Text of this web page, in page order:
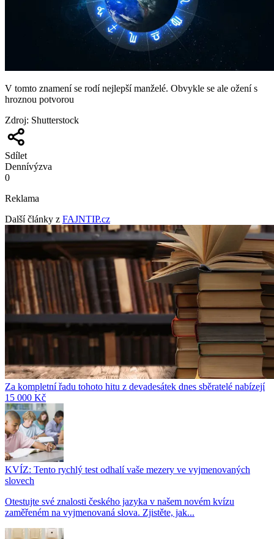
V tomto znamení se rodí nejlepší manželé. Obvykle se ale ožení s
hroznou potvorou
Zdroj: Shutterstock
Sdílet
Dennívýzva
0
Reklama
Další články z FAJNTIP.cz
Za kompletní řadu tohoto hitu z devadesátek dnes sběratelé nabízejí
15 000 Kč
KVÍZ: Tento rychlý test odhalí vaše mezery ve vyjmenovaných
slovech
Otestujte své znalosti českého jazyka v našem novém kvízu
zaměřeném na vyjmenovaná slova. Zjistěte, jak...